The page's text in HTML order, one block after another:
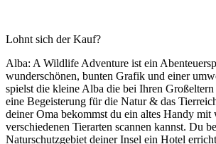
Lohnt sich der Kauf?
Alba: A Wildlife Adventure ist ein
wunderschönen, bunten Grafik und einer
spielst die kleine Alba die bei Ihren
eine Begeisterung für die Natur & das
deiner Oma bekommst du ein altes Handy mit
verschiedenen Tierarten scannen kannst. Du
Naturschutzgebiet deiner Insel ein Hotel